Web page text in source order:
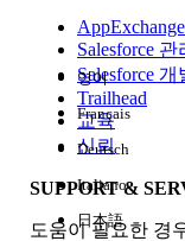
AppExchange
Salesforce
Salesforce
Trailhead
교육
신뢰
SUPPORT &
도움이 필요한 경
영어
Français
Deutsch
Italiano
日本語